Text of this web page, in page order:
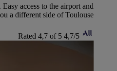
access to the airport and
a different side of Toulouse.
4,7/5
Rated 4,7 of 5